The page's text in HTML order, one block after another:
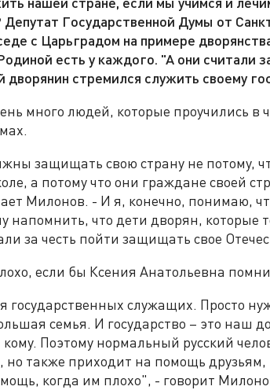
Государственной Думы от
с Царьградом на примере
есть у каждого. "А они считали
стремился служить своему
много людей, которые проучились в
защищать свою страну не потому,
а потому что они граждане своей
Милонов. - И я, конечно, понимаю,
напомнить, что дети дворян, которые
за честь пойти защищать свое
если бы Ксения Анатольевна
государственных служащих. Просто
семья. И государство – это наш
Поэтому нормальный русский
но также приходит на помощь
когда им плохо", - говорит